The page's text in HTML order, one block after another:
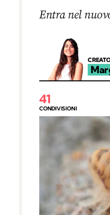
Entra nel
41
CONDIVISIONI